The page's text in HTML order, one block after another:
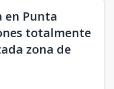
en Punta
totalmente
zona de